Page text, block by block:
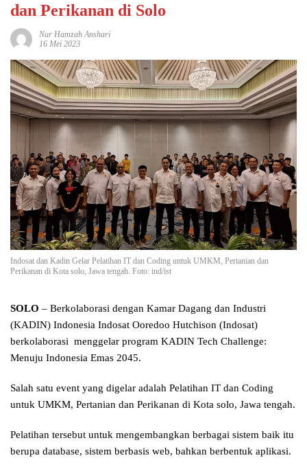
dan Perikanan di Solo
Nur Hamzah Anshari
16 Mei 2023
Indosat dan Kadin Gelar Pelatihan IT dan Coding untuk UMKM, Pertanian dan
Perikanan di Kota solo, Jawa tengah. Foto: ind/ist
SOLO – Berkolaborasi dengan Kamar Dagang dan Industri
(KADIN) Indonesia Indosat Ooredoo Hutchison (Indosat)
berkolaborasi menggelar program KADIN Tech Challenge:
Menuju Indonesia Emas 2045.
Salah satu event yang digelar adalah Pelatihan IT dan Coding
untuk UMKM, Pertanian dan Perikanan di Kota solo, Jawa tengah.
Pelatihan tersebut untuk mengembangkan berbagai sistem baik itu
berupa database, sistem berbasis web, bahkan berbentuk aplikasi.